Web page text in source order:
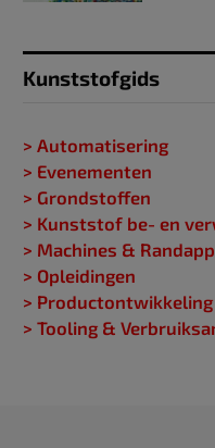
Kunststofgids
> Automatisering
> Evenementen
> Grondstoffen
> Kunststof be- en
> Machines &
> Opleidingen
> Productontwikkeling
> Tooling &